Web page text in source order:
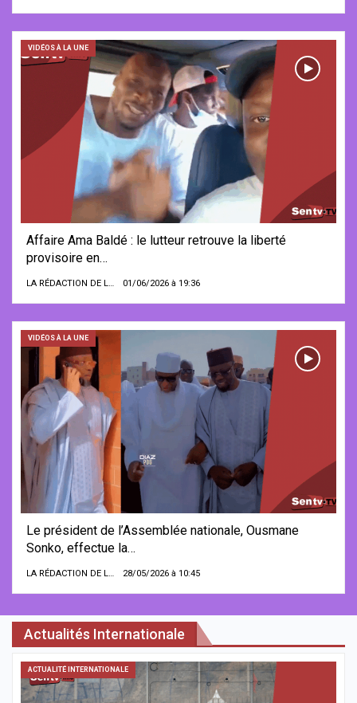
VIDÉOS À LA UNE
Affaire Ama Baldé : le lutteur retrouve la liberté
provisoire en…
LA RÉDACTION DE LA SENTV.INFO 01/06/2026 à 19:36
VIDÉOS À LA UNE
Le président de l’Assemblée nationale, Ousmane
Sonko, effectue la…
LA RÉDACTION DE LA SENTV.INFO 28/05/2026 à 10:45
Actualités Internationale
ACTUALITÉ INTERNATIONALE